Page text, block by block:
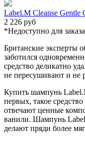
Label.M Cleanse
2 226 руб
*Недоступно для заказа
Британские эксперты
заботился
средство деликатно
не пересушивают и не
Купить шампунь
первых, такое
отвечают ценные
ванили. Шампунь
делают пряди более